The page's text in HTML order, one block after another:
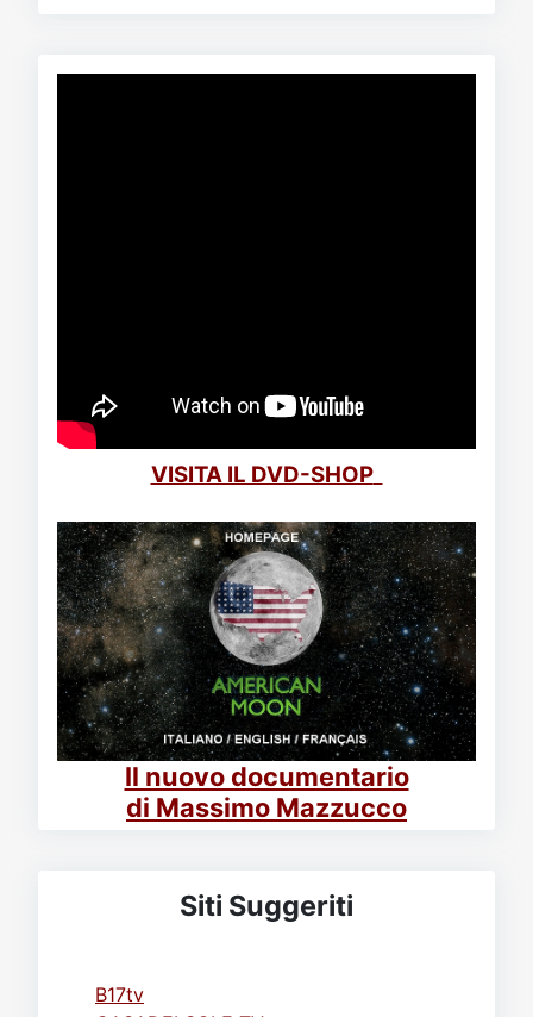
VISITA IL DVD-SHOP
Il nuovo documentario
di Massimo Mazzucco
Siti Suggeriti
B17tv